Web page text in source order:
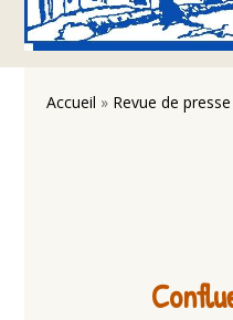
Accueil » Revue de presse